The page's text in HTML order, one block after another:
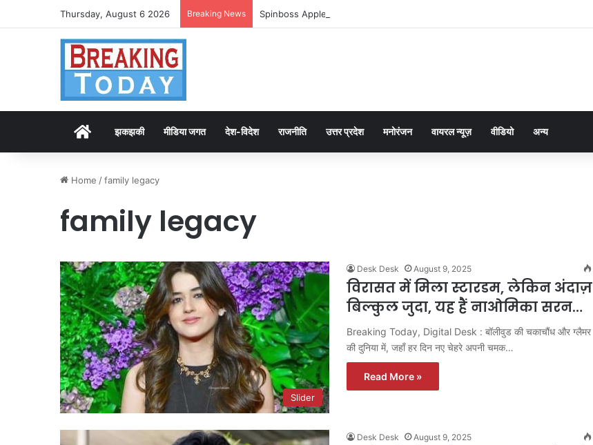
Thursday, August 6 2026 Breaking News Spinboss Apple Pay dla graczy na iPhone
Homeझकझकी मीडिया जगत देश-विदेश राजनीति उत्तर प्रदेश मनोरंजन वायरल न्यूज़ वीडियो अन्य
Home /family legacy
family legacy
Slider
Desk Desk August 9, 2025
विरासत में मिला स्टारडम, लेकिन अंदाज़
बिल्कुल जुदा, यह हैं नाओमिका सरन…
Breaking Today, Digital Desk : बॉलीवुड की चकाचौंध और ग्लैमर
की दुनिया में, जहाँ हर दिन नए चेहरे अपनी चमक…
Read More »
Desk Desk August 9, 2025